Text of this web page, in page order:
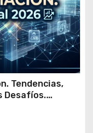
Tendencias,
Desafíos.
2026